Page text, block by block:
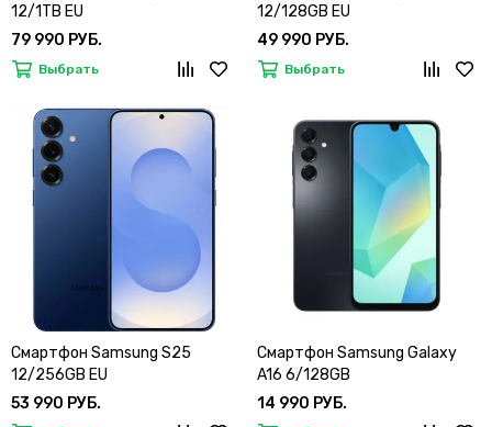
12/1TB EU
79 990 РУБ.
Выбрать
12/128GB EU
49 990 РУБ.
Выбрать
Смартфон Samsung S25
12/256GB EU
53 990 РУБ.
Смартфон Samsung Galaxy
A16 6/128GB
14 990 РУБ.